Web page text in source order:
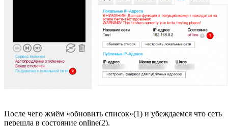
После чего жмём «обновить список»(1) и убеждаемся что сеть
перешла в состояние online(2).